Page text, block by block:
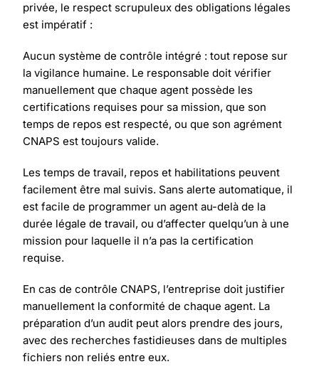
privée, le respect scrupuleux des obligations légales
est impératif :
Aucun système de contrôle intégré : tout repose sur
la vigilance humaine. Le responsable doit vérifier
manuellement que chaque agent possède les
certifications requises pour sa mission, que son
temps de repos est respecté, ou que son agrément
CNAPS est toujours valide.
Les temps de travail, repos et habilitations peuvent
facilement être mal suivis. Sans alerte automatique, il
est facile de programmer un agent au-delà de la
durée légale de travail, ou d’affecter quelqu’un à une
mission pour laquelle il n’a pas la certification
requise.
En cas de contrôle CNAPS, l’entreprise doit justifier
manuellement la conformité de chaque agent. La
préparation d’un audit peut alors prendre des jours,
avec des recherches fastidieuses dans de multiples
fichiers non reliés entre eux.